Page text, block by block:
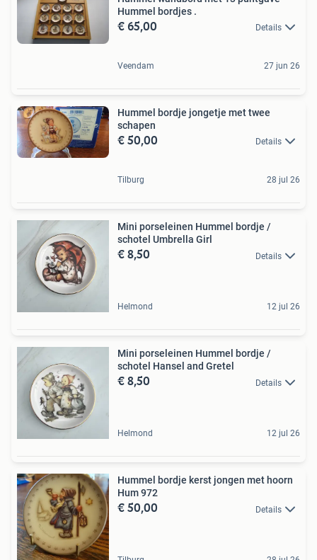
Hummel bordjes .
€ 65,00 Details
Veendam 27 jun 26
Hummel bordje jongetje met twee
schapen
€ 50,00 Details
Tilburg 28 jul 26
Mini porseleinen Hummel bordje /
schotel Umbrella Girl
€ 8,50 Details
Helmond 12 jul 26
Mini porseleinen Hummel bordje /
schotel Hansel and Gretel
€ 8,50 Details
Helmond 12 jul 26
Hummel bordje kerst jongen met hoorn
Hum 972
€ 50,00 Details